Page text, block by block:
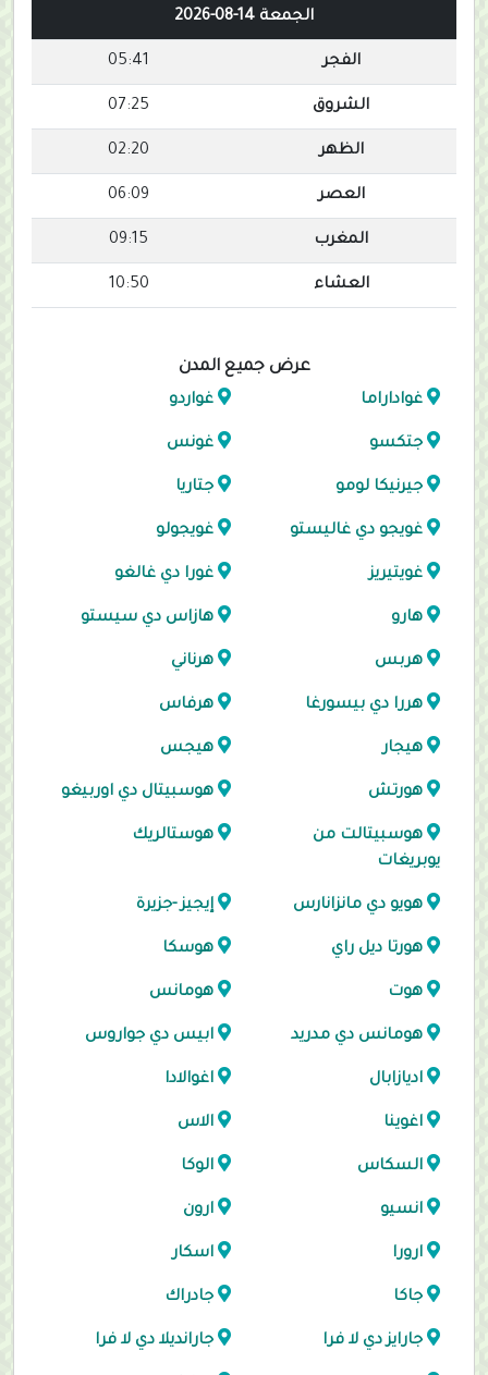
الجمعة 14-08-2026
الفجر 05:41
الشروق 07:25
الظهر 02:20
العصر 06:09
المغرب 09:15
العشاء 10:50
عرض جميع المدن
غواداراما غواردو
جتكسو غونس
جيرنيكا لومو جتاريا
غويجو دي غاليستو غويجولو
غويتيريز غورا دي غالغو
هارو هازاس دي سيستو
هربس هرناني
هررا دي بيسورغا هرفاس
هيجار هيجس
هورتش هوسبيتال دي اوربيغو
هوسبيتالت من
يوبريغات
هوستالريك
هويو دي مانزانارس إيجيز -جزيرة
هورتا ديل راي هوسكا
هوت هومانس
هومانس دي مدريد ابيس دي جواروس
اديازابال اغوالادا
اغوينا الاس
السكاس الوكا
انسيو ارون
ارورا اسكار
جاكا جادراك
جارايز دي لا فرا جارانديلا دي لا فرا